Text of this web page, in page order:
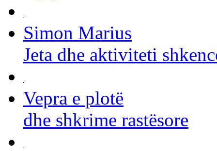
Simon Marius
Jeta dhe aktiviteti
Vepra e plotë
dhe shkrime rastësore